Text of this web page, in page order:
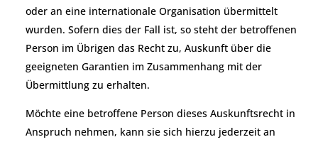
oder an eine internationale Organisation übermittelt
wurden. Sofern dies der Fall ist, so steht der betroffenen
Person im Übrigen das Recht zu, Auskunft über die
geeigneten Garantien im Zusammenhang mit der
Übermittlung zu erhalten.
Möchte eine betroffene Person dieses Auskunftsrecht in
Anspruch nehmen, kann sie sich hierzu jederzeit an